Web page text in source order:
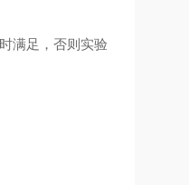
满足，否则实验